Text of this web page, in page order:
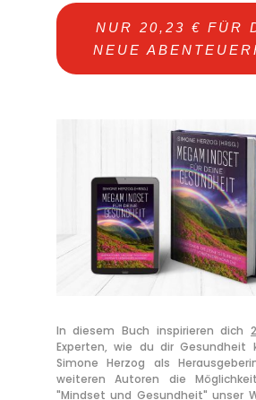
NUR 20,23 € FÜR
NEUE
In diesem Buch inspirieren dich
Experten, wie du dir Gesundheit
Simone Herzog als
weiteren Autoren die
"Mindset und Gesundheit" unser